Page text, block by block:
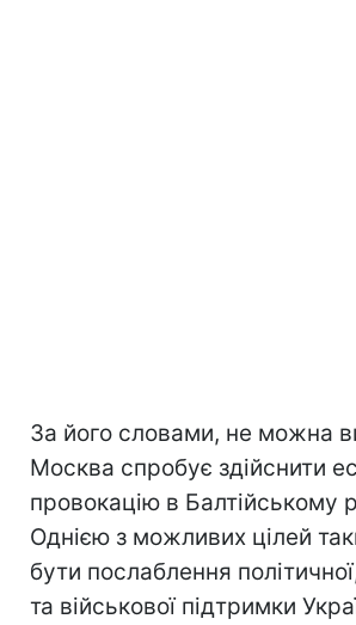
За його словами, не можна
Москва спробує здійснити
провокацію в Балтійському
Однією з можливих цілей
бути послаблення
та військової підтримки